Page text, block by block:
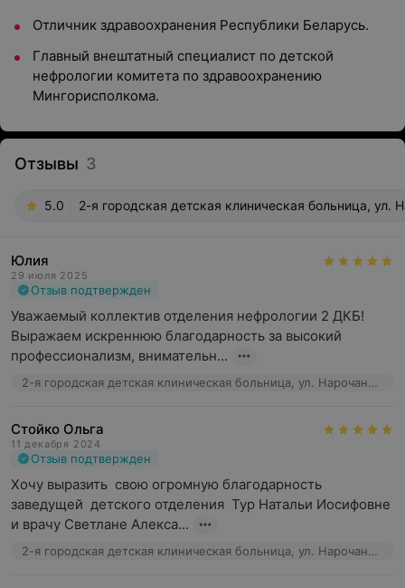
Отличник здравоохранения Республики Беларусь.
Главный внештатный специалист по детской
нефрологии комитета по здравоохранению
Мингорисполкома.
Отзывы 3
5.0 2-я городская детская клиническая больница, ул.
Юлия
29 июля 2025
Отзыв подтвержден
Уважаемый коллектив отделения нефрологии 2 ДКБ!
Выражаем искреннюю благодарность за высокий
профессионализм, внимательн...
2-я городская детская клиническая больница, ул. Нарочанская, 17
Стойко Ольга
11 декабря 2024
Отзыв подтвержден
Хочу выразить  свою огромную благодарность
заведущей  детского отделения  Тур Натальи Иосифовне
и врачу Светлане Алекса...
2-я городская детская клиническая больница, ул. Нарочанская, 17